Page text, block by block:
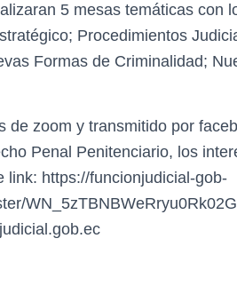
5 mesas temáticas con
Procedimientos
Formas de Criminalidad;
de zoom y transmitido por
Penal Penitenciario, los
link: https://funcionjudicial-gob-